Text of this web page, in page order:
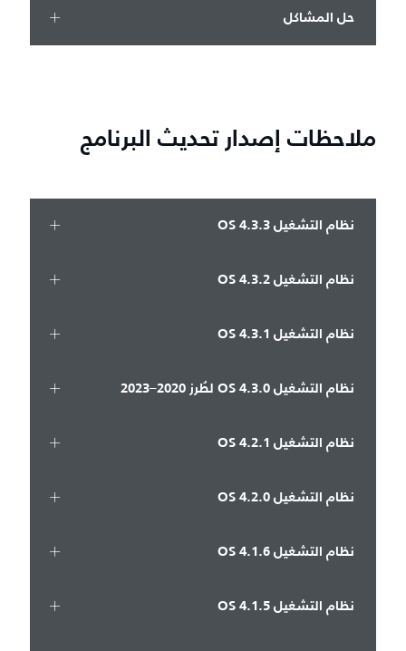
حل المشاكل
ملاحظات إصدار تحديث البرنامج
نظام التشغيل OS 4.3.3
نظام التشغيل OS 4.3.2
نظام التشغيل OS 4.3.1
نظام التشغيل OS 4.3.0 لطُرز 2020–2023
نظام التشغيل OS 4.2.1
نظام التشغيل OS 4.2.0
نظام التشغيل OS 4.1.6
نظام التشغيل OS 4.1.5